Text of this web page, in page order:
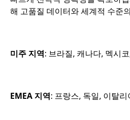
해 고품질 데이터와 세계적 수준
미주 지역: 브라질, 캐나다, 멕시
EMEA 지역: 프랑스, 독일, 이탈